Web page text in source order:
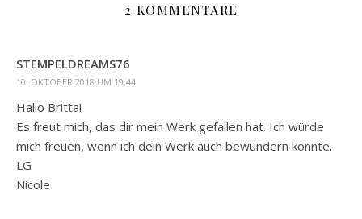
2 KOMMENTARE
STEMPELDREAMS76
10. OKTOBER 2018 UM 19:44
Hallo Britta!
Es freut mich, das dir mein Werk gefallen hat. Ich würde
mich freuen, wenn ich dein Werk auch bewundern könnte.
LG
Nicole